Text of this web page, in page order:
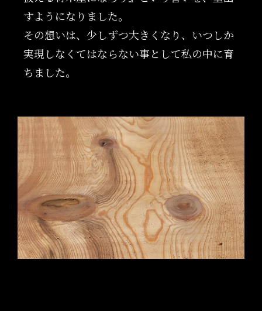
すようになりました。
その想いは、少しずつ大きくなり、いつしか
実現しなくてはならない事として私の中に育
ちました。